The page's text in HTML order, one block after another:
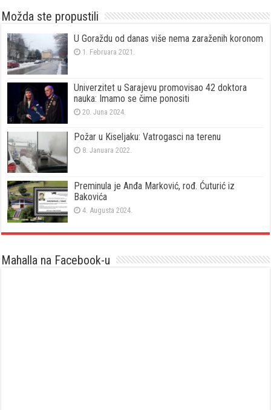
Možda ste propustili
U Goraždu od danas više nema zaraženih koronom
1. Februara 2021.
Univerzitet u Sarajevu promovisao 42 doktora
nauka: Imamo se čime ponositi
20. Juna 2024.
Požar u Kiseljaku: Vatrogasci na terenu
8. Januara 2022.
Preminula je Anđa Marković, rođ. Ćuturić iz
Bakovića
4. Augusta 2024.
Mahalla na Facebook-u